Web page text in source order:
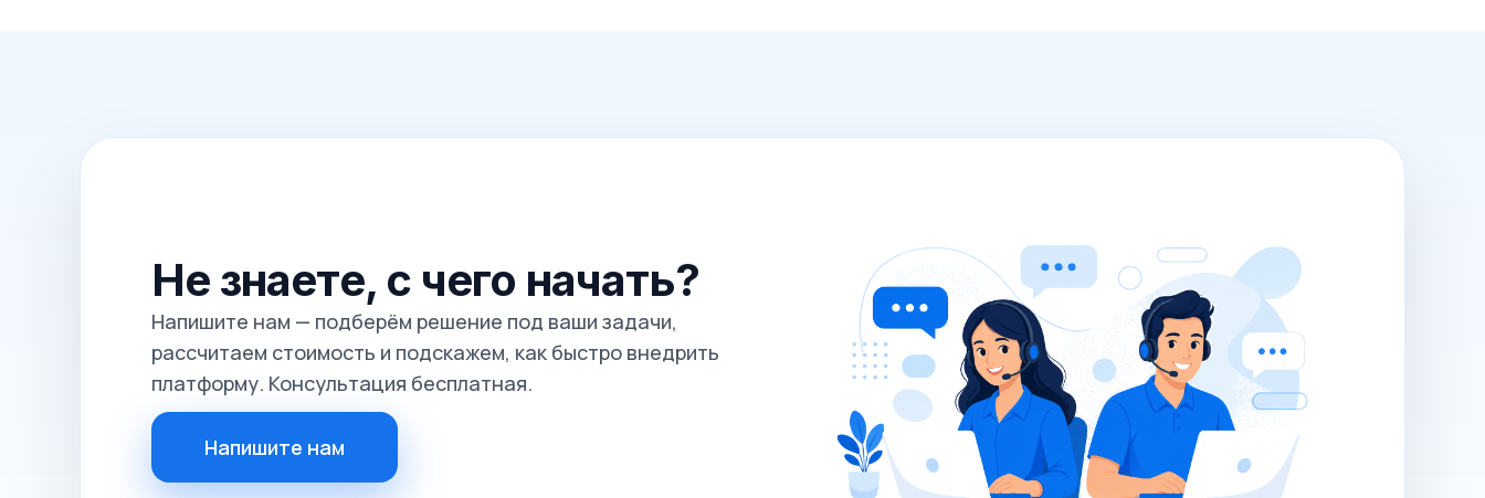
Не знаете, с чего начать?
Напишите нам — подберём решение под ваши задачи,
рассчитаем стоимость и подскажем, как быстро внедрить
платформу. Консультация бесплатная.
Напишите нам